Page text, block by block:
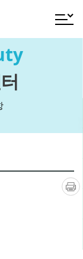
전체메
인쇄